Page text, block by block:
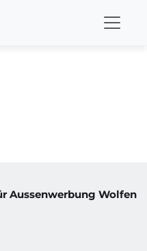
Aussenwerbung Wolfen